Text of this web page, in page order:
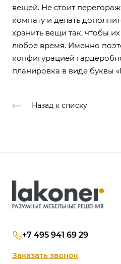
вещей. Не стоит
комнату и делать
хранить вещи так, чтобы
любое время. Именно
конфигурацией
планировка в виде буквы
Назад к списку
+7 495 941 69 29
Заказать звонок